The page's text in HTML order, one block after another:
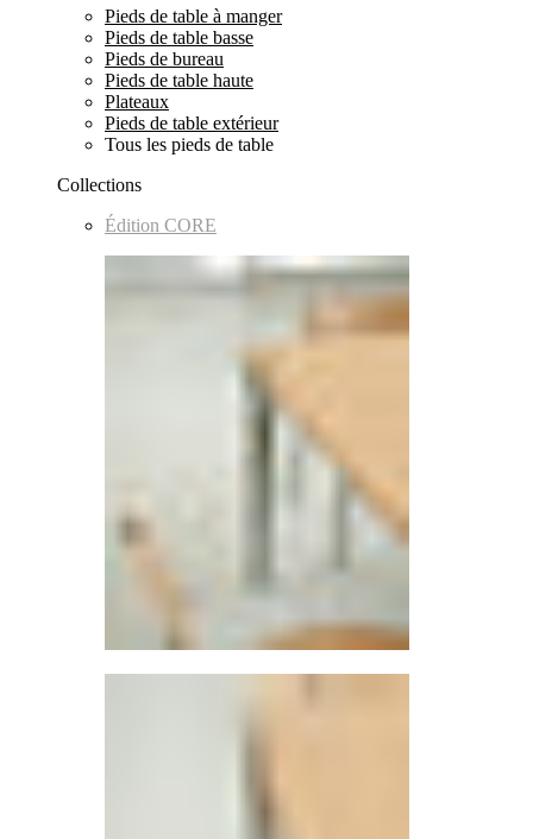
Pieds de table à manger
Pieds de table basse
Pieds de bureau
Pieds de table haute
Plateaux
Pieds de table extérieur
Tous les pieds de table
Collections
Édition CORE